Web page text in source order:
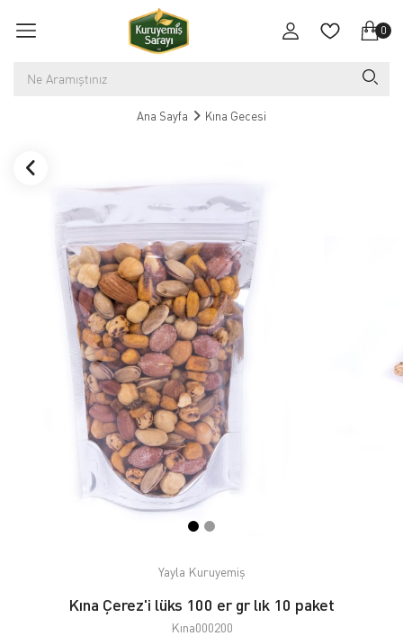
0
Ana Sayfa Kına Gecesi
Yayla Kuruyemiş
Kına Çerez'i lüks 100 er gr lık 10 paket
Kına000200